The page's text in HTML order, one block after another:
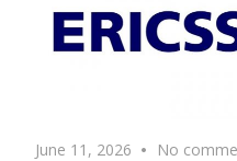
June 11, 2026 No